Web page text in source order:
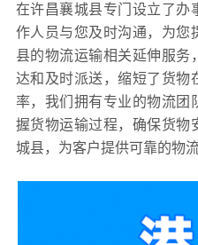
在许昌襄城县专门设立了办
作人员与您及时沟通，为您
县的物流运输相关延伸服务
达和及时派送，缩短了货物
率，我们拥有专业的物流团
握货物运输过程，确保货物
城县，为客户提供可靠的物流